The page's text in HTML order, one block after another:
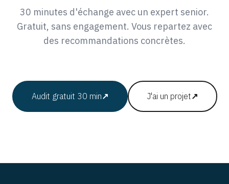
30 minutes d'échange avec un expert senior.
Gratuit, sans engagement. Vous repartez avec
des recommandations concrètes.
Audit gratuit 30 min↗ J'ai un projet↗